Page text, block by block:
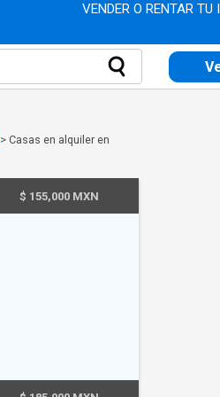
VENDER O RENTAR TU
> Casas en alquiler en
$ 155,000 MXN